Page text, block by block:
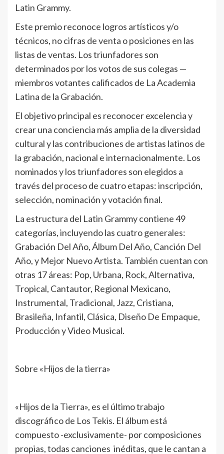
Latin Grammy.
Este premio reconoce logros artísticos y/o
técnicos, no cifras de venta o posiciones en las
listas de ventas. Los triunfadores son
determinados por los votos de sus colegas —
miembros votantes calificados de La Academia
Latina de la Grabación.
El objetivo principal es reconocer excelencia y
crear una conciencia más amplia de la diversidad
cultural y las contribuciones de artistas latinos de
la grabación, nacional e internacionalmente. Los
nominados y los triunfadores son elegidos a
través del proceso de cuatro etapas: inscripción,
selección, nominación y votación final.
La estructura del Latin Grammy contiene 49
categorías, incluyendo las cuatro generales:
Grabación Del Año, Álbum Del Año, Canción Del
Año, y Mejor Nuevo Artista. También cuentan con
otras 17 áreas: Pop, Urbana, Rock, Alternativa,
Tropical, Cantautor, Regional Mexicano,
Instrumental, Tradicional, Jazz, Cristiana,
Brasileña, Infantil, Clásica, Diseño De Empaque,
Producción y Video Musical.
Sobre «Hijos de la tierra»
«Hijos de la Tierra», es el último trabajo
discográfico de Los Tekis. El álbum está
compuesto -exclusivamente- por composiciones
propias, todas canciones inéditas, que le cantan a